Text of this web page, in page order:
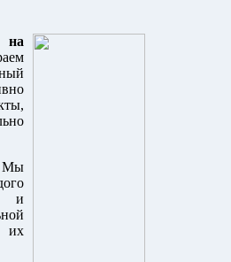
на
и